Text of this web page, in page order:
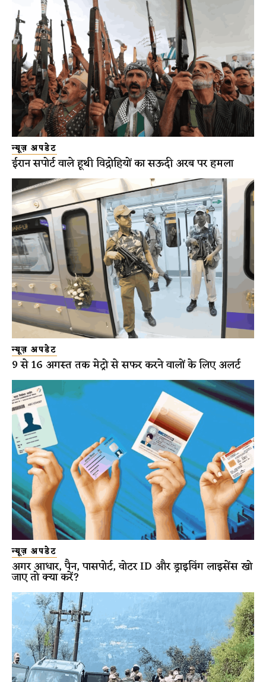
न्यूज़ अपडेट
ईरान सपोर्ट वाले हूथी विद्रोहियों का सऊदी अरब पर हमला
न्यूज़ अपडेट
9 से 16 अगस्त तक मेट्रो से सफर करने वालों के लिए अलर्ट
न्यूज़ अपडेट
अगर आधार, पैन, पासपोर्ट, वोटर ID और ड्राइविंग लाइसेंस खो
जाए तो क्या करें?